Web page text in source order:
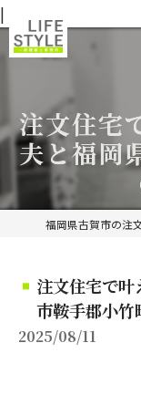
|
注文住宅
夫と福岡
注文住宅で
市鞍手郡小竹
2025/08/11